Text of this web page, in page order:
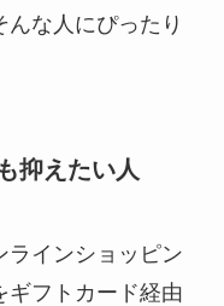
な人にぴったり
抑えたい人
ラインショッピン
ギフトカード経由